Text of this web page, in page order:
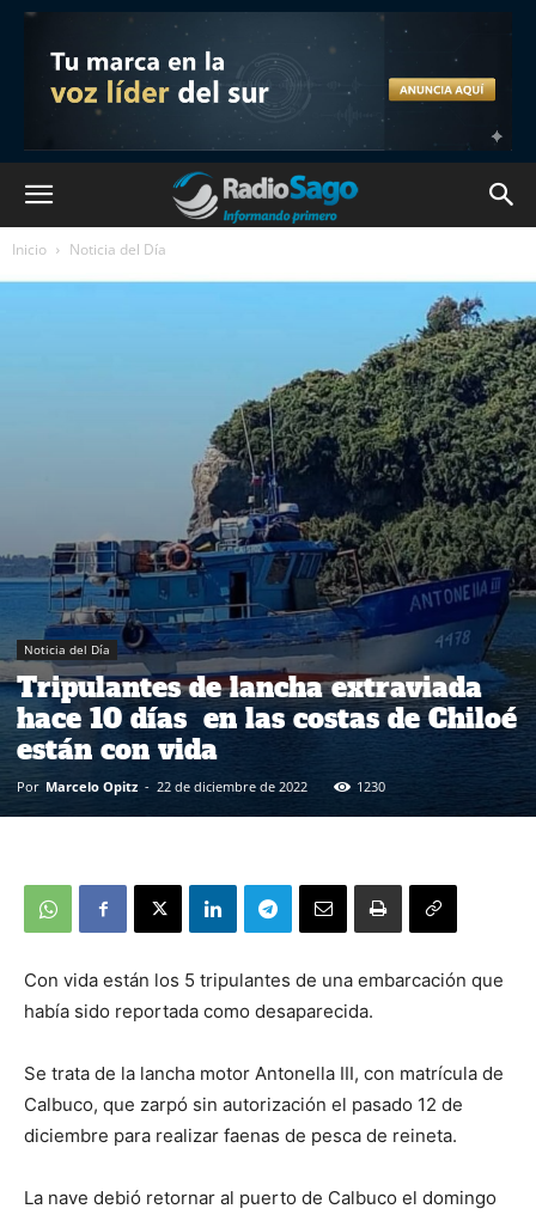
Inicio Noticia del Día
Noticia del Día
Tripulantes de lancha extraviada
hace 10 días en las costas de Chiloé
están con vida
Por Marcelo Opitz - 22 de diciembre de 2022 1230
Con vida están los 5 tripulantes de una embarcación que
había sido reportada como desaparecida.
Se trata de la lancha motor Antonella III, con matrícula de
Calbuco, que zarpó sin autorización el pasado 12 de
diciembre para realizar faenas de pesca de reineta.
La nave debió retornar al puerto de Calbuco el domingo